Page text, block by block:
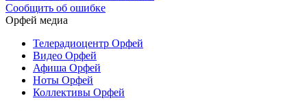
Сообщить об ошибке
Орфей медиа
Телерадиоцентр Орфей
Видео Орфей
Афиша Орфей
Ноты Орфей
Коллективы Орфей